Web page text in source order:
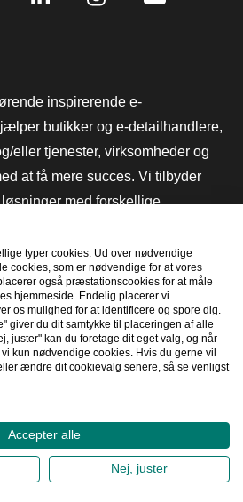
inspirerende e-
butikker og e-detailhandlere,
eller tjenester, virksomheder og
at få mere succes. Vi tilbyder
med forskellige
anmeldelser, juridiske værktøjer
markedsundersøgelser
Thuiswinkel e-
©Thuiswinkel.org
Cookieerklæring
typer cookies. Ud over nødvendige
cookies, som er nødvendige for at vores
også præstationscookies for at måle
hjemmeside. Endelig placerer vi
os mulighed for at identificere og spore dig.
giver du dit samtykke til placeringen af ​​alle
juster" kan du foretage dit eget valg, og når
kun nødvendige cookies. Hvis du gerne vil
ændre dit cookievalg senere, så se venligst
Accepter alle
Nej, juster